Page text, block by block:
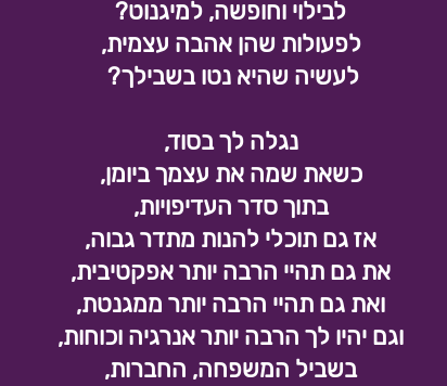
לבילוי וחופשה, למיגנוט?
לפעולות שהן אהבה עצמית,
לעשיה שהיא נטו בשבילך?
נגלה לך בסוד,
כשאת שמה את עצמך ביומן,
בתוך סדר העדיפויות,
אז גם תוכלי להנות מתדר גבוה,
את גם תהיי הרבה יותר אפקטיבית,
ואת גם תהיי הרבה יותר ממגנטת,
וגם יהיו לך הרבה יותר אנרגיה וכוחות,
בשביל המשפחה, החברות,